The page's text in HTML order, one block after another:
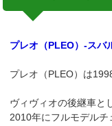
プレオ（PLEO）-スバ
プレオ（PLEO）は
ヴィヴィオの後継車と
2010年にフルモデルチ